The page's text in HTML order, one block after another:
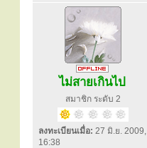
ไม่สายเกินไป
สมาชิก ระดับ 2
ลงทะเบียนเมื่อ: 27 มิ.ย. 2009,
16:38